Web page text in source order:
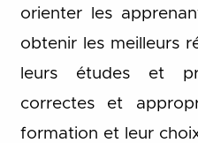
orienter les
obtenir les meilleurs
leurs études et
correctes et
formation et leur